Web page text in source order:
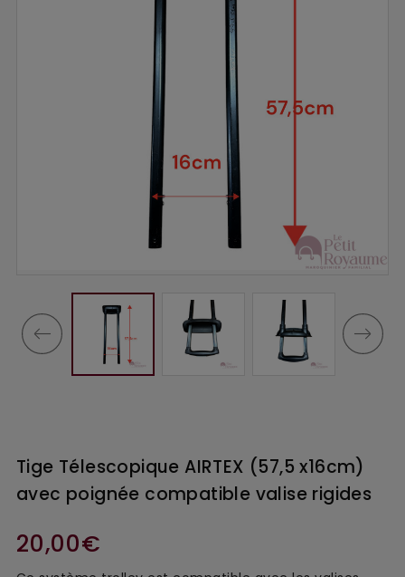
Tige Télescopique AIRTEX (57,5 x16cm)
avec poignée compatible valise rigides
20,00€